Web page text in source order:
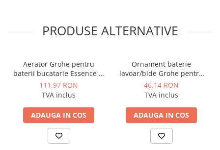
Accesorii echipamente de
ventilatie si climatizare
Alimentare cu apa
Canalizare interioara
Canalizare exterioara
Canalizare pluviala
Distributie apa
Instalatii de gaz
PRODUSE ALTERNATIVE
Aerator Grohe pentru
baterii bucatarie Essence si
Concetto profesionale, filet
interior, filet mama, fara
anti-calcar, cheie inclusa
111,97 RON
TVA inclus
ADAUGA IN COS
Ornament baterie
lavoar/bide Grohe pentru
acoperirea orificiilor de
montaj cu diametru mai
46,14 RON
TVA inclus
ADAUGA IN COS